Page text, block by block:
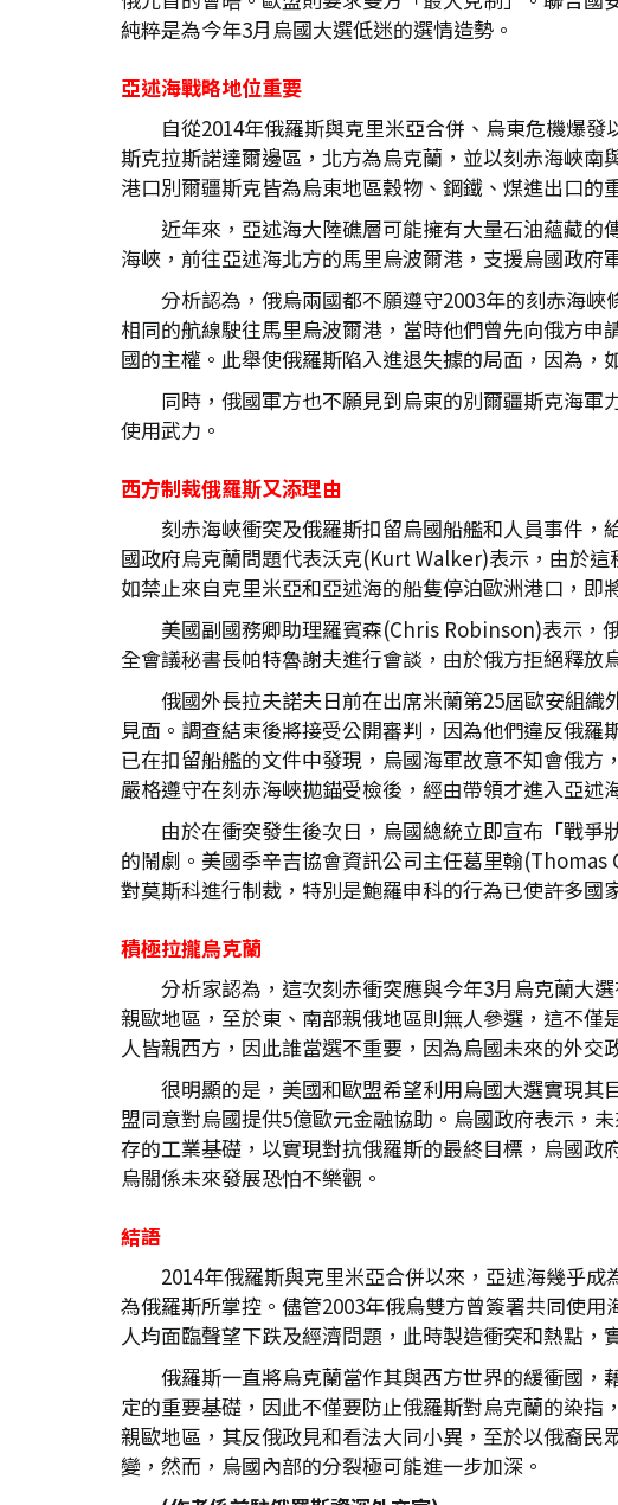
純粹是為今年3月烏國大選低迷的選情造勢。
亞述海戰略地位重要
自從2014年俄羅斯與克里米亞合併、烏東危機爆
斯克拉斯諾達爾邊區，北方為烏克蘭，並以刻赤海峽
港口別爾疆斯克皆為烏東地區穀物、鋼鐵、煤進出口
近年來，亞述海大陸礁層可能擁有大量石油蘊藏
海峽，前往亞述海北方的馬里烏波爾港，支援烏國政府
分析認為，俄烏兩國都不願遵守2003年的刻赤海
相同的航線駛往馬里烏波爾港，當時他們曾先向俄方
國的主權。此舉使俄羅斯陷入進退失據的局面，因為
同時，俄國軍方也不願見到烏東的別爾疆斯克海
使用武力。
西方制裁俄羅斯又添理由
刻赤海峽衝突及俄羅斯扣留烏國船艦和人員事件
國政府烏克蘭問題代表沃克(Kurt Walker)表示，由於
如禁止來自克里米亞和亞述海的船隻停泊歐洲港口，即
美國副國務卿助理羅賓森(Chris Robinson)表示，
全會議秘書長帕特魯謝夫進行會談，由於俄方拒絕釋放
俄國外長拉夫諾夫日前在出席米蘭第25屆歐安組
見面。調查結束後將接受公開審判，因為他們違反俄
已在扣留船艦的文件中發現，烏國海軍故意不知會俄
嚴格遵守在刻赤海峽拋錨受檢後，經由帶領才進入亞述
由於在衝突發生後次日，烏國總統立即宣布「戰
的鬧劇。美國季辛吉協會資訊公司主任葛里翰
對莫斯科進行制裁，特別是鮑羅申科的行為已使許多國
積極拉攏烏克蘭
分析家認為，這次刻赤衝突應與今年3月烏克蘭大
親歐地區，至於東、南部親俄地區則無人參選，這不
人皆親西方，因此誰當選不重要，因為烏國未來的外
很明顯的是，美國和歐盟希望利用烏國大選實現
盟同意對烏國提供5億歐元金融協助。烏國政府表示，
存的工業基礎，以實現對抗俄羅斯的最終目標，烏國
烏關係未來發展恐怕不樂觀。
結語
2014年俄羅斯與克里米亞合併以來，亞述海幾乎
為俄羅斯所掌控。儘管2003年俄烏雙方曾簽署共同使
人均面臨聲望下跌及經濟問題，此時製造衝突和熱點，
俄羅斯一直將烏克蘭當作其與西方世界的緩衝國
定的重要基礎，因此不僅要防止俄羅斯對烏克蘭的染
親歐地區，其反俄政見和看法大同小異，至於以俄裔
變，然而，烏國內部的分裂極可能進一步加深。